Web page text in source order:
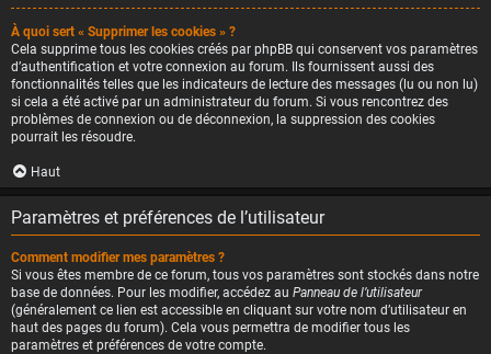
À quoi sert « Supprimer les cookies » ?
Cela supprime tous les cookies créés par phpBB qui conservent vos paramètres
d’authentification et votre connexion au forum. Ils fournissent aussi des
fonctionnalités telles que les indicateurs de lecture des messages (lu ou non lu)
si cela a été activé par un administrateur du forum. Si vous rencontrez des
problèmes de connexion ou de déconnexion, la suppression des cookies
pourrait les résoudre.
Haut
Paramètres et préférences de l’utilisateur
Comment modifier mes paramètres ?
Si vous êtes membre de ce forum, tous vos paramètres sont stockés dans notre
base de données. Pour les modifier, accédez au Panneau de l’utilisateur
(généralement ce lien est accessible en cliquant sur votre nom d’utilisateur en
haut des pages du forum). Cela vous permettra de modifier tous les
paramètres et préférences de votre compte.